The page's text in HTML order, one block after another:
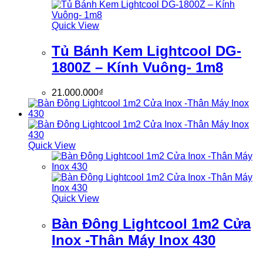
Quick View
Tủ Bánh Kem Lightcool DG-
1800Z – Kính Vuông- 1m8
21.000.000₫
Quick View
Quick View
Bàn Đông Lightcool 1m2 Cửa
Inox -Thân Máy Inox 430